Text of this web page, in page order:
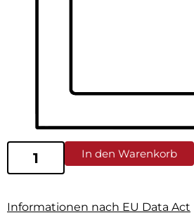
In den Warenkorb
Informationen nach EU Data Act